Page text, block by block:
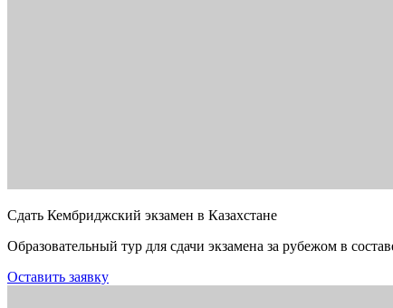
Сдать Кембриджский экзамен в Казахстане
Образовательный тур для сдачи экзамена за рубежом в
Оставить заявку